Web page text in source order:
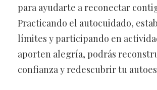
para ayudarte a reconectar
Practicando el autocuidado,
límites y participando en
aporten alegría, podrás
confianza y redescubrir tu